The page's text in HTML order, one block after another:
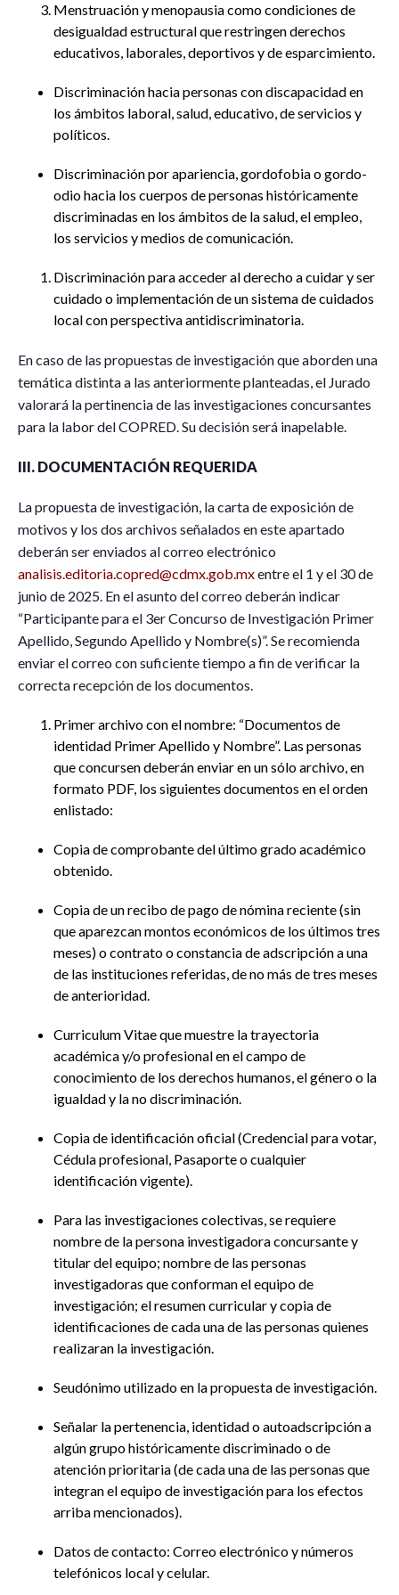
Menstruación y menopausia como condiciones de
desigualdad estructural que restringen derechos
educativos, laborales, deportivos y de esparcimiento.
Discriminación hacia personas con discapacidad en
los ámbitos laboral, salud, educativo, de servicios y
políticos.
Discriminación por apariencia, gordofobia o gordo-
odio hacia los cuerpos de personas históricamente
discriminadas en los ámbitos de la salud, el empleo,
los servicios y medios de comunicación.
Discriminación para acceder al derecho a cuidar y ser
cuidado o implementación de un sistema de cuidados
local con perspectiva antidiscriminatoria.
En caso de las propuestas de investigación que aborden una
temática distinta a las anteriormente planteadas, el Jurado
valorará la pertinencia de las investigaciones concursantes
para la labor del COPRED. Su decisión será inapelable.
III. DOCUMENTACIÓN REQUERIDA
La propuesta de investigación, la carta de exposición de
motivos y los dos archivos señalados en este apartado
deberán ser enviados al correo electrónico
analisis.editoria.copred@cdmx.gob.mxentre el 1 y el 30 de
junio de 2025. En el asunto del correo deberán indicar
“Participante para el 3er Concurso de Investigación Primer
Apellido, Segundo Apellido y Nombre(s)”. Se recomienda
enviar el correo con suficiente tiempo a fin de verificar la
correcta recepción de los documentos.
Primer archivo con el nombre: “Documentos de
identidad Primer Apellido y Nombre”. Las personas
que concursen deberán enviar en un sólo archivo, en
formato PDF, los siguientes documentos en el orden
enlistado:
Copia de comprobante del último grado académico
obtenido.
Copia de un recibo de pago de nómina reciente (sin
que aparezcan montos económicos de los últimos tres
meses) o contrato o constancia de adscripción a una
de las instituciones referidas, de no más de tres meses
de anterioridad.
Curriculum Vitae que muestre la trayectoria
académica y/o profesional en el campo de
conocimiento de los derechos humanos, el género o la
igualdad y la no discriminación.
Copia de identificación oficial (Credencial para votar,
Cédula profesional, Pasaporte o cualquier
identificación vigente).
Para las investigaciones colectivas, se requiere
nombre de la persona investigadora concursante y
titular del equipo; nombre de las personas
investigadoras que conforman el equipo de
investigación; el resumen curricular y copia de
identificaciones de cada una de las personas quienes
realizaran la investigación.
Seudónimo utilizado en la propuesta de investigación.
Señalar la pertenencia, identidad o autoadscripción a
algún grupo históricamente discriminado o de
atención prioritaria (de cada una de las personas que
integran el equipo de investigación para los efectos
arriba mencionados).
Datos de contacto: Correo electrónico y números
telefónicos local y celular.